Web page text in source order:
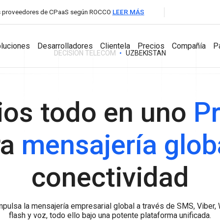
de CPaaS según ROCCO LEER MÁS
Productos
Messaging Dashboard
Potente plataformatodoen uno para la
Business Chat
hazcrecertunegocio con
mensajeríabidireccionalencualquier canal.
para Socios
Aumentatutráfico de SMS con cobertura global y
conexionesdirectas con operadores.
Llamadas de voz de altacalidad con enrutamiento global
confiable.
Desarrolladores
Desarrolladores
API Documentation
Clientela Precios Compañía
Acerca de la
compañía
Noticias y
Carrera
DECISION TELECOM
UZBEKISTAN
todo en uno
mensajería
conectividad
la mensajería empresarial global a través de SMS, Viber,
flash y voz, todo ello bajo una potente plataforma unificada.